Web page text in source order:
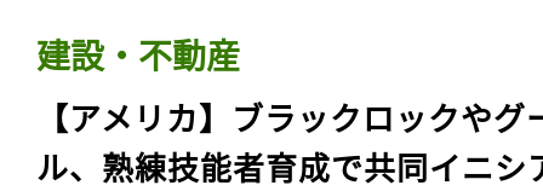
建設・不動産
【アメリカ】ブラックロックやグ
ル、熟練技能者育成で共同イニシ